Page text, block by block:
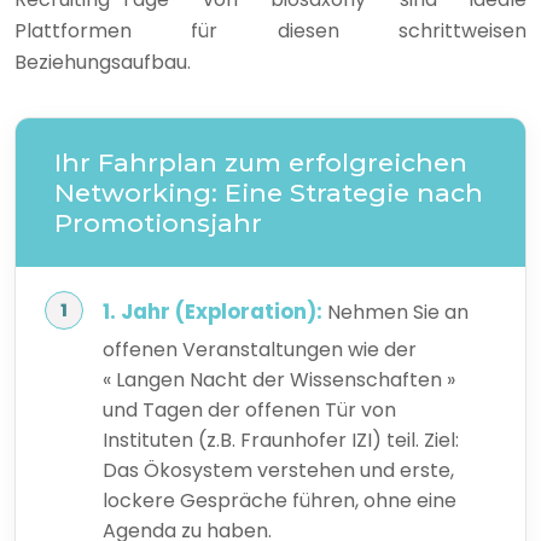
Plattformen für diesen schrittweisen
Beziehungsaufbau.
Ihr Fahrplan zum erfolgreichen
Networking: Eine Strategie nach
Promotionsjahr
1. Jahr (Exploration): Nehmen Sie an
offenen Veranstaltungen wie der
« Langen Nacht der Wissenschaften »
und Tagen der offenen Tür von
Instituten (z.B. Fraunhofer IZI) teil. Ziel:
Das Ökosystem verstehen und erste,
lockere Gespräche führen, ohne eine
Agenda zu haben.